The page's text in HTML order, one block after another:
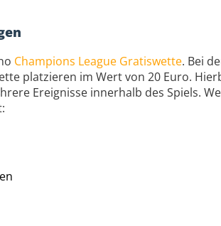
Champions League Gratiswette. Bei
platzieren im Wert von 20 Euro.
Ereignisse innerhalb des Spiels.